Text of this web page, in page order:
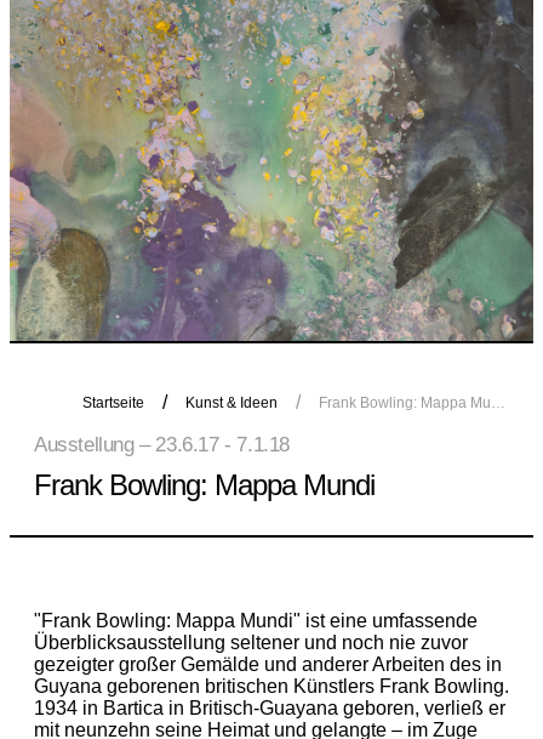
Startseite Kunst & Ideen
Ausstellung – 23.6.17 - 7.1.18
Frank Bowling: Mappa Mundi
"Frank Bowling: Mappa Mundi" ist eine umfassende
Überblicksausstellung seltener und noch nie zuvor
gezeigter großer Gemälde und anderer Arbeiten des in
Guyana geborenen britischen Künstlers Frank Bowling.
1934 in Bartica in Britisch-Guayana geboren, verließ er
mit neunzehn seine Heimat und gelangte – im Zuge